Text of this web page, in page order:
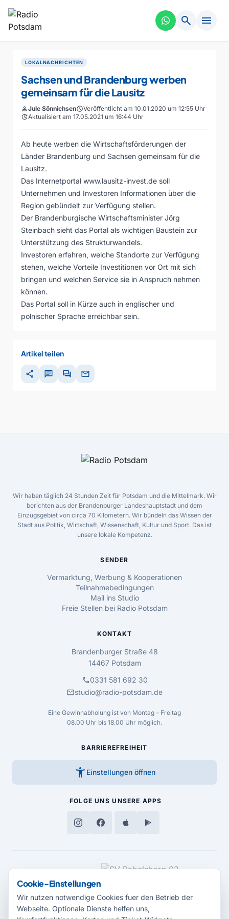
search menu
LOKALNACHRICHTEN
Sachsen und Brandenburg werben
gemeinsam für die Lausitz
personJule SönnichsenscheduleVeröffentlicht am 10.01.2020 um 12:55 Uhr
updateAktualisiert am 17.05.2021 um 16:44 Uhr
Ab heute werben die Wirtschaftsförderungen der
Länder Brandenburg und Sachsen gemeinsam für die
Lausitz.
Das Internetportal www.lausitz-invest.de soll
Unternehmen und Investoren Informationen über die
Region gebündelt zur Verfügung stellen.
Der Brandenburgische Wirtschaftsminister Jörg
Steinbach sieht das Portal als wichtigen Baustein zur
Unterstützung des Strukturwandels.
Investoren erfahren, welche Standorte zur Verfügung
stehen, welche Vorteile Investitionen vor Ort mit sich
bringen und welchen Service sie in Anspruch nehmen
können.
Das Portal soll in Kürze auch in englischer und
polnischer Sprache erreichbar sein.
Artikel teilen
share chat forum mail
Wir haben täglich 24 Stunden Zeit für Potsdam und die Mittelmark. Wir
berichten aus der Brandenburger Landeshauptstadt und dem
Einzugsgebiet von circa 70 Kilometern. Wir bündeln das Wissen der
Stadt aus Politik, Wirtschaft, Wissenschaft, Kultur und Sport. Das ist
unsere lokale Kompetenz.
SENDER
Vermarktung, Werbung & Kooperationen
Teilnahmebedingungen
Mail ins Studio
Freie Stellen bei Radio Potsdam
KONTAKT
Brandenburger Straße 48
14467 Potsdam
call0331 581 692 30
mailstudio@radio-potsdam.de
Eine Gewinnabholung ist von Montag – Freitag
08.00 Uhr bis 18.00 Uhr möglich.
BARRIEREFREIHEIT
accessibility_new Einstellungen öffnen
FOLGE UNS UNSERE APPS
MEDIENPARTNER
Cookie-Einstellungen
Wir nutzen notwendige Cookies fuer den Betrieb der
Webseite. Optionale Dienste helfen uns,